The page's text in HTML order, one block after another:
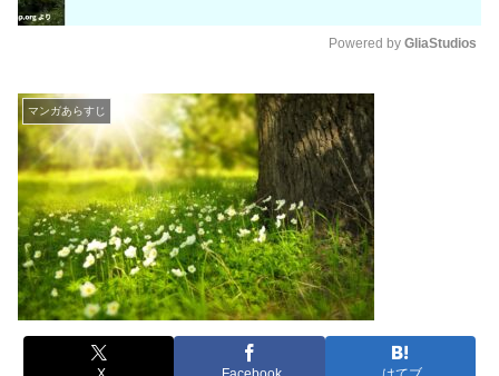
Powered by GliaStudios
マンガあらすじ